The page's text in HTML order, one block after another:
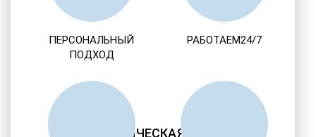
НАРКОЛОГИЧЕСКАЯ ПОМОЩЬ
ПЕРСОНАЛЬНЫЙ
ПОДХОД
РАБОТАЕМ24/7